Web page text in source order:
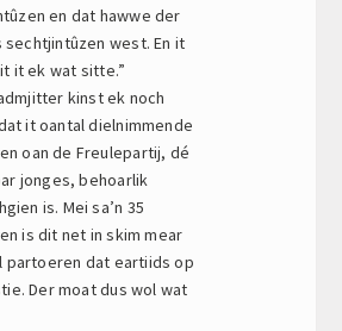
en dat hawwe der
sechtjintûzen west. En it
it ek wat sitte.”
kinst ek noch
it oantal dielnimmende
oan de Freulepartij, dé
jonges, behoarlik
is. Mei sa’n 35
is dit net in skim mear
partoeren dat eartiids op
Der moat dus wol wat